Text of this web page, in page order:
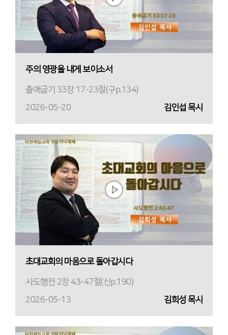
주의 영광을 내게 보이소서
출애굽기 33장 17-23절(구p.134)
2026-05-20
김인섭 목사
초대교회의 마음으로 돌아갑시다
사도행전 2장 43-47절(신p.190)
2026-05-13
김희성 목사